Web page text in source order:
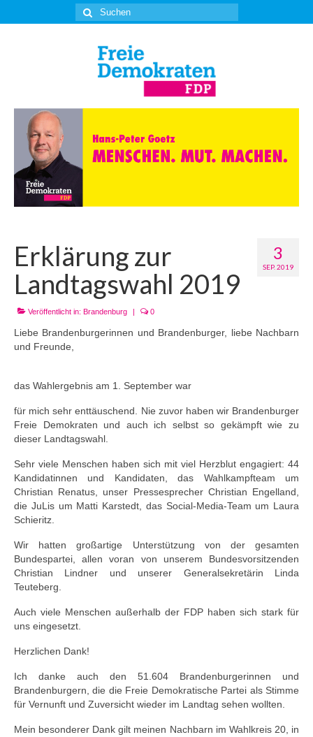
Suche
nach:
3
SEP. 2019
Erklärung zur
Landtagswahl 2019
Veröffentlicht in: Brandenburg | 0
Liebe Brandenburgerinnen und Brandenburger, liebe Nachbarn
und Freunde,
das Wahlergebnis am 1. September war
für mich sehr enttäuschend. Nie zuvor haben wir Brandenburger
Freie Demokraten und auch ich selbst so gekämpft wie zu
dieser Landtagswahl.
Sehr viele Menschen haben sich mit viel Herzblut engagiert: 44
Kandidatinnen und Kandidaten, das Wahlkampfteam um
Christian Renatus, unser Pressesprecher Christian Engelland,
die JuLis um Matti Karstedt, das Social-Media-Team um Laura
Schieritz.
Wir hatten großartige Unterstützung von der gesamten
Bundespartei, allen voran von unserem Bundesvorsitzenden
Christian Lindner und unserer Generalsekretärin Linda
Teuteberg.
Auch viele Menschen außerhalb der FDP haben sich stark für
uns eingesetzt.
Herzlichen Dank!
Ich danke auch den 51.604 Brandenburgerinnen und
Brandenburgern, die die Freie Demokratische Partei als Stimme
für Vernunft und Zuversicht wieder im Landtag sehen wollten.
Mein besonderer Dank gilt meinen Nachbarn im Wahlkreis 20, in